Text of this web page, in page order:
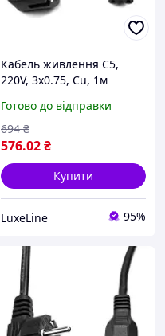
Кабель живлення C5,
220V, 3x0.75, Cu, 1м
Готово до відправки
576.02₴
694 ₴
Купити
LuxeLine 95%